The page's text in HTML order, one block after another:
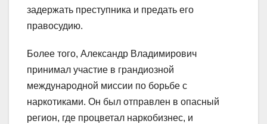
задержать преступника и предать его
правосудию.
Более того, Александр Владимирович
принимал участие в грандиозной
международной миссии по борьбе с
наркотиками. Он был отправлен в опасный
регион, где процветал наркобизнес, и